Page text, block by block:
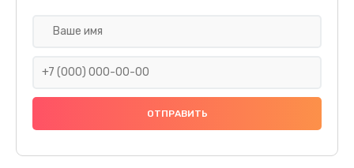
Заказать
Замена диодного моста
800 руб.
Заказать